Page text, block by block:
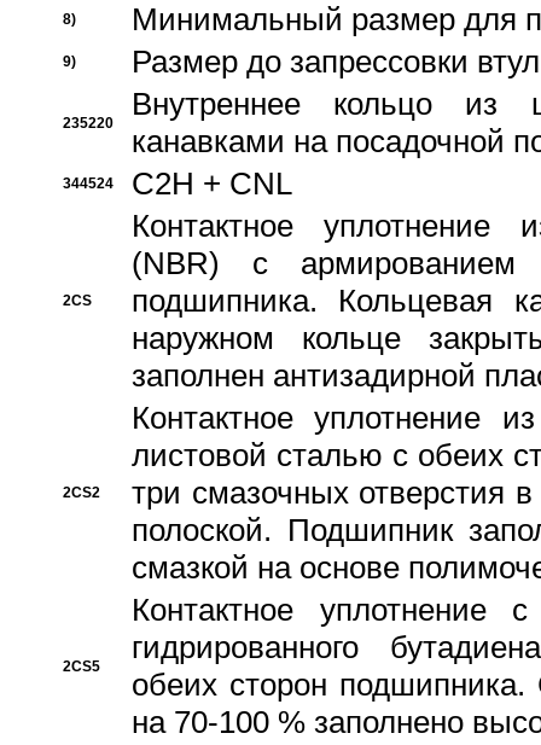
8) Минимальный размер для
9) Размер до запрессовки
235220
Внутреннее кольцо из
канавками на посадочной
344524 C2H + CNL
2CS
Контактное уплотнение
(NBR) с
подшипника. Кольцевая
наружном кольце
заполнен антизадирной
2CS2
Контактное уплотнение
листовой сталью с обеих
три смазочных отверстия
полоской. Подшипник
смазкой на основе
2CS5
Контактное уплотнение
гидрированного
обеих сторон
на 70-100 % заполнено